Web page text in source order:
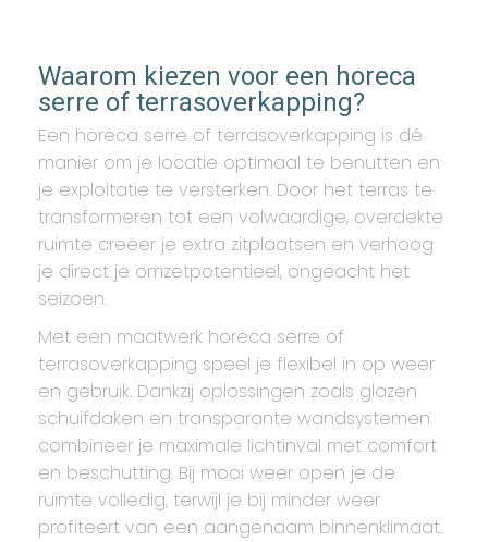
Waarom kiezen voor een horeca
serre of terrasoverkapping?
Een horeca serre of terrasoverkapping is dé
manier om je locatie optimaal te benutten en
je exploitatie te versterken. Door het terras te
transformeren tot een volwaardige, overdekte
ruimte creëer je extra zitplaatsen en verhoog
je direct je omzetpotentieel, ongeacht het
seizoen.
Met een maatwerk horeca serre of
terrasoverkapping speel je flexibel in op weer
en gebruik. Dankzij oplossingen zoals glazen
schuifdaken en transparante wandsystemen
combineer je maximale lichtinval met comfort
en beschutting. Bij mooi weer open je de
ruimte volledig, terwijl je bij minder weer
profiteert van een aangenaam binnenklimaat.